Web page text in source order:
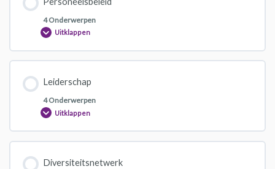
4 Onderwerpen
Uitklappen
Leiderschap
4 Onderwerpen
Uitklappen
Diversiteitsnetwerk